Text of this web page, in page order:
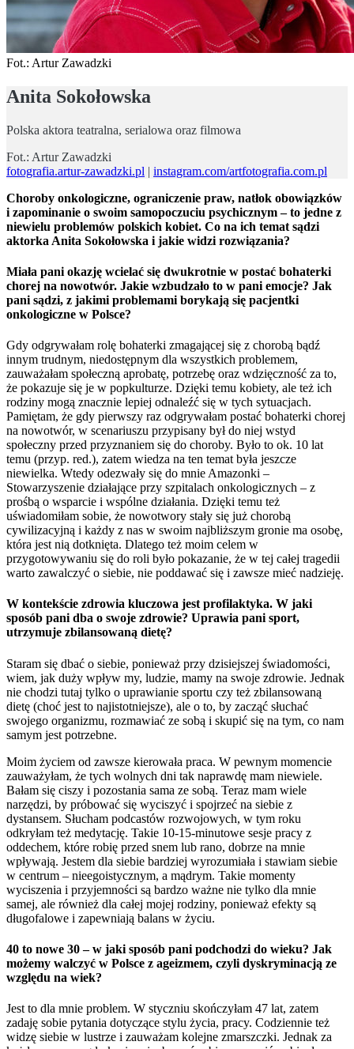
Fot.: Artur Zawadzki
Anita Sokołowska
Polska aktora teatralna, serialowa oraz filmowa
Fot.: Artur Zawadzki
fotografia.artur-zawadzki.pl | instagram.com/artfotografia.com.pl
Choroby onkologiczne, ograniczenie praw, natłok obowiązków
i zapominanie o swoim samopoczuciu psychicznym – to jedne z
niewielu problemów polskich kobiet. Co na ich temat sądzi
aktorka Anita Sokołowska i jakie widzi rozwiązania?
Miała pani okazję wcielać się dwukrotnie w postać bohaterki
chorej na nowotwór. Jakie wzbudzało to w pani emocje? Jak
pani sądzi, z jakimi problemami borykają się pacjentki
onkologiczne w Polsce?
Gdy odgrywałam rolę bohaterki zmagającej się z chorobą bądź
innym trudnym, niedostępnym dla wszystkich problemem,
zauważałam społeczną aprobatę, potrzebę oraz wdzięczność za to,
że pokazuje się je w popkulturze. Dzięki temu kobiety, ale też ich
rodziny mogą znacznie lepiej odnaleźć się w tych sytuacjach.
Pamiętam, że gdy pierwszy raz odgrywałam postać bohaterki chorej
na nowotwór, w scenariuszu przypisany był do niej wstyd
społeczny przed przyznaniem się do choroby. Było to ok. 10 lat
temu (przyp. red.), zatem wiedza na ten temat była jeszcze
niewielka. Wtedy odezwały się do mnie Amazonki –
Stowarzyszenie działające przy szpitalach onkologicznych – z
prośbą o wsparcie i wspólne działania. Dzięki temu też
uświadomiłam sobie, że nowotwory stały się już chorobą
cywilizacyjną i każdy z nas w swoim najbliższym gronie ma osobę,
która jest nią dotknięta. Dlatego też moim celem w
przygotowywaniu się do roli było pokazanie, że w tej całej tragedii
warto zawalczyć o siebie, nie poddawać się i zawsze mieć nadzieję.
W kontekście zdrowia kluczowa jest profilaktyka. W jaki
sposób pani dba o swoje zdrowie? Uprawia pani sport,
utrzymuje zbilansowaną dietę?
Staram się dbać o siebie, ponieważ przy dzisiejszej świadomości,
wiem, jak duży wpływ my, ludzie, mamy na swoje zdrowie. Jednak
nie chodzi tutaj tylko o uprawianie sportu czy też zbilansowaną
dietę (choć jest to najistotniejsze), ale o to, by zacząć słuchać
swojego organizmu, rozmawiać ze sobą i skupić się na tym, co nam
samym jest potrzebne.
Moim życiem od zawsze kierowała praca. W pewnym momencie
zauważyłam, że tych wolnych dni tak naprawdę mam niewiele.
Bałam się ciszy i pozostania sama ze sobą. Teraz mam wiele
narzędzi, by próbować się wyciszyć i spojrzeć na siebie z
dystansem. Słucham podcastów rozwojowych, w tym roku
odkryłam też medytację. Takie 10-15-minutowe sesje pracy z
oddechem, które robię przed snem lub rano, dobrze na mnie
wpływają. Jestem dla siebie bardziej wyrozumiała i stawiam siebie
w centrum – nieegoistycznym, a mądrym. Takie momenty
wyciszenia i przyjemności są bardzo ważne nie tylko dla mnie
samej, ale również dla całej mojej rodziny, ponieważ efekty są
długofalowe i zapewniają balans w życiu.
40 to nowe 30 – w jaki sposób pani podchodzi do wieku? Jak
możemy walczyć w Polsce z ageizmem, czyli dyskryminacją ze
względu na wiek?
Jest to dla mnie problem. W styczniu skończyłam 47 lat, zatem
zadaję sobie pytania dotyczące stylu życia, pracy. Codziennie też
widzę siebie w lustrze i zauważam kolejne zmarszczki. Jednak za